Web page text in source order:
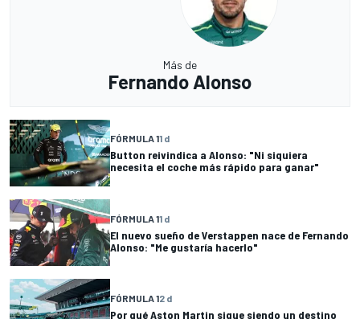
Más de
Fernando Alonso
FÓRMULA 11 d
Button reivindica a Alonso: "Ni siquiera
necesita el coche más rápido para ganar"
FÓRMULA 11 d
El nuevo sueño de Verstappen nace de Fernando
Alonso: "Me gustaría hacerlo"
FÓRMULA 12 d
Por qué Aston Martin sigue siendo un destino